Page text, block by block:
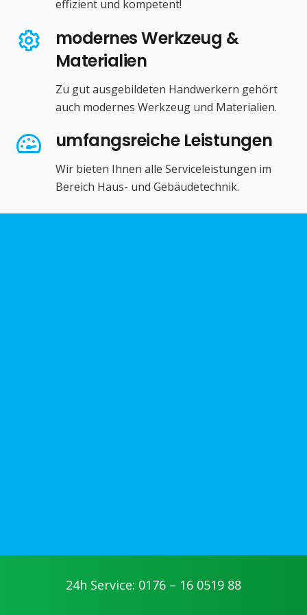
effizient und kompetent!
modernes Werkzeug &
Materialien
Zu gut ausgebildeten Handwerkern gehört
auch modernes Werkzeug und Materialien.
umfangsreiche Leistungen
Wir bieten Ihnen alle Serviceleistungen im
Bereich Haus- und Gebäudetechnik.
24h Service: 0176 – 16 0519 88